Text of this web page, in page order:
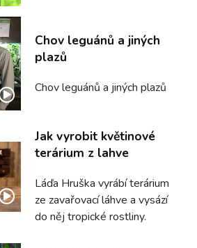
Chov leguánů a jiných
plazů
Chov leguánů a jiných plazů
Jak vyrobit květinové
terárium z lahve
Láďa Hruška vyrábí terárium
ze zavařovací láhve a vysází
do něj tropické rostliny.